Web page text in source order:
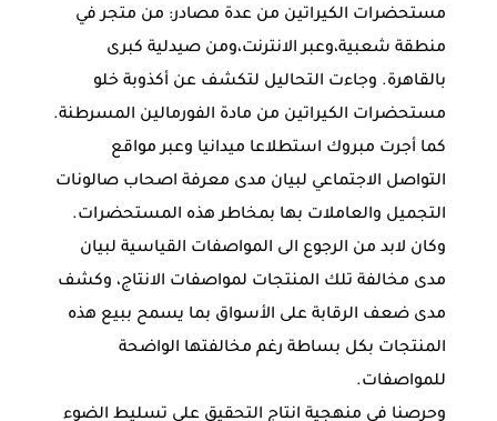
مستحضرات الكيراتين من عدة مصادر: من متجر في
منطقة شعبية،وعبر اﻻنترنت،ومن صيدلية كبرى
بالقاهرة. وجاءت التحاليل لتكشف عن أكذوبة خلو
مستحضرات الكيراتين من مادة الفورمالين المسرطنة.
كما أجرت مبروك استطلاعا ميدانيا وعبر مواقع
التواصل اﻻجتماعي لبيان مدى معرفة اصحاب صالونات
التجميل والعاملات بها بمخاطر هذه المستحضرات.
وكان ﻻبد من الرجوع الى المواصفات القياسية لبيان
مدى مخالفة تلك المنتجات لمواصفات اﻻنتاج، وكشف
مدى ضعف الرقابة على الأسواق بما يسمح ببيع هذه
المنتجات بكل بساطة رغم مخالفتها الواضحة
للمواصفات.
وحرصنا في منهجية انتاج التحقيق على تسليط الضوء